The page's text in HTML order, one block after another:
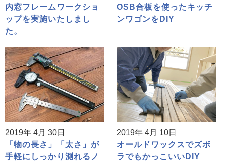
内窓フレームワークショ
ップを実施いたしまし
た。
OSB合板を使ったキッチ
ンワゴンをDIY
2019年 4月 30日
「物の長さ」「太さ」が
手軽にしっかり測れるノ
2019年 4月 10日
オールドワックスでズボ
ラでもかっこいいDIY